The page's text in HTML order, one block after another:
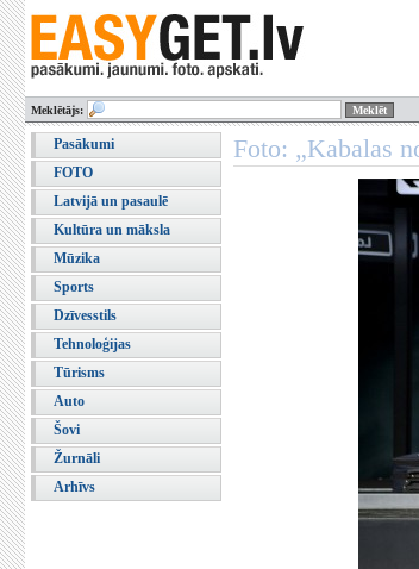
Meklētājs:
Pasākumi
FOTO
Latvijā un pasaulē
Kultūra un māksla
Mūzika
Sports
Dzīvesstils
Tehnoloģijas
Tūrisms
Auto
Šovi
Žurnāli
Arhīvs
Foto: „Kabalas